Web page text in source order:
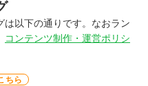
は以下の通りです。なおラン
コンテンツ制作・運営ポリシ
ちら